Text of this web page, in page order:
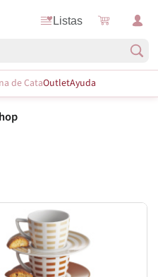
Listas
de CataOutletAyuda